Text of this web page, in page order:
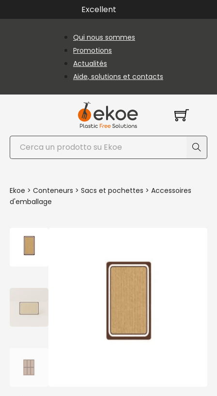
Passer au contenu principal
Passer au pied de page
Excellent
Qui nous sommes
Promotions
Actualités
Aide, solutions et contacts
Rechercher
Ekoe > Conteneurs > Sacs et pochettes > Accessoires
d'emballage